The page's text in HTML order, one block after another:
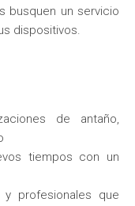
busquen un servicio
dispositivos.
de antaño,
tiempos con un
profesionales que